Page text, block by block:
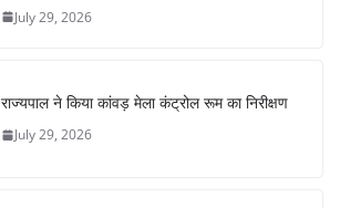
July 29, 2026
राज्यपाल ने किया कांवड़ मेला कंट्रोल रूम का निरीक्षण
July 29, 2026